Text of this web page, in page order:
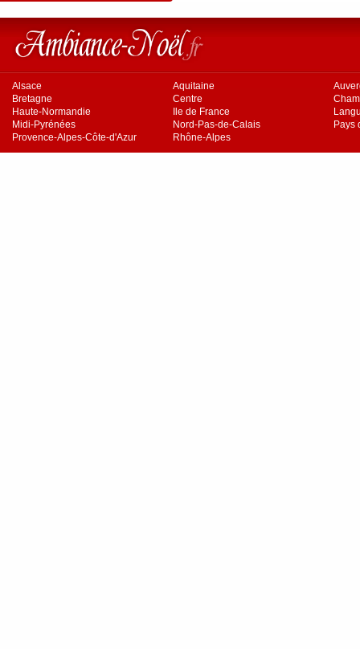
Alsace Aquitaine
Bretagne
Centre
Haute-Normandie
Ile de France
Midi-Pyrénées
Nord-Pas-de-Calais
Pays
Provence-Alpes-Côte-d'Azur
Rhône-Alpes